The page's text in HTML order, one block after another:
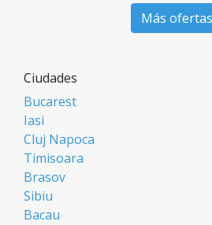
Más ofertas
Ciudades
Bucarest
Iasi
Cluj Napoca
Timisoara
Brasov
Sibiu
Bacau